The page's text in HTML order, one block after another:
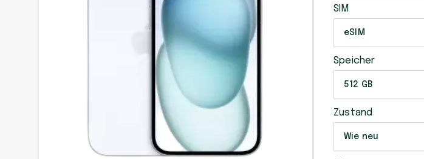
SIM
eSIM
Speicher
512 GB
Zustand
Wie neu